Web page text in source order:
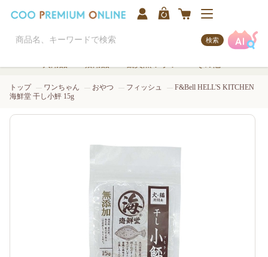
検索
トップ ワンちゃん おやつ フィッシュ
F&Bell HELL'S KITCHEN
海鮮堂 干し小鮃 15g